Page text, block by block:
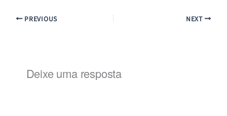
PREVIOUS NEXT
Deixe uma resposta